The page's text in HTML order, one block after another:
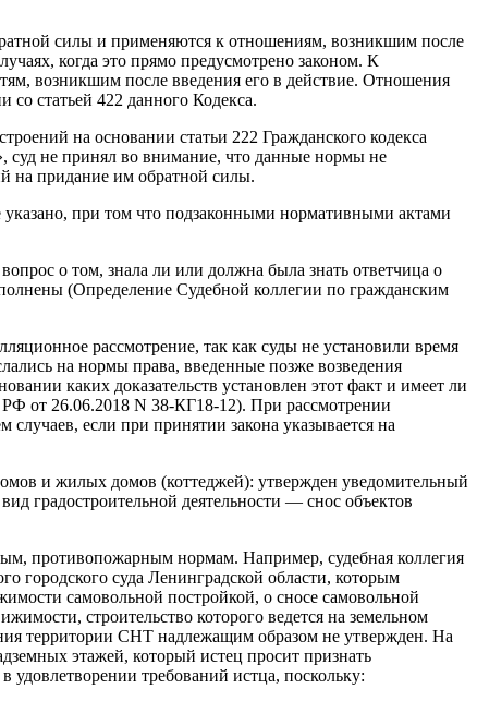
силы и применяются к отношениям, возникшим после
когда это прямо предусмотрено законом. К
возникшим после введения его в действие. Отношения
со статьей 422 данного Кодекса.
на основании статьи 222 Гражданского кодекса
суд не принял во внимание, что данные нормы не
на придание им обратной силы.
при том что подзаконными нормативными актами
о том, знала ли или должна была знать ответчица о
(Определение Судебной коллегии по гражданским
рассмотрение, так как суды не установили время
на нормы права, введенные позже возведения
каких доказательств установлен этот факт и имеет ли
от 26.06.2018 N 38-КГ18-12). При рассмотрении
случаев, если при принятии закона указывается на
и жилых домов (коттеджей): утвержден уведомительный
градостроительной деятельности — снос объектов
противопожарным нормам. Например, судебная коллегия
городского суда Ленинградской области, которым
самовольной постройкой, о сносе самовольной
строительство которого ведется на земельном
территории СНТ надлежащим образом не утвержден. На
этажей, который истец просит признать
удовлетворении требований истца, поскольку: